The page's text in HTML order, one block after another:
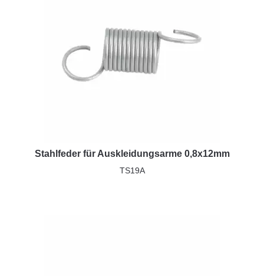
Stahlfeder für Auskleidungsarme 0,8x12mm
TS19A